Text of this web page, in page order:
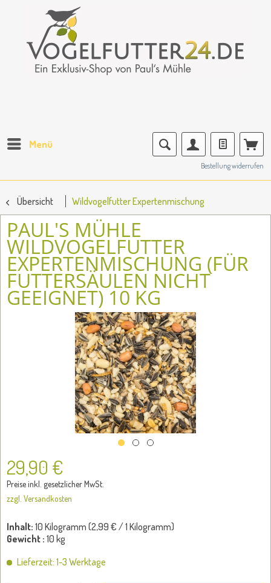
Menü
Bestellung widerrufen
Übersicht Wildvogelfutter Expertenmischung
PAUL'S MÜHLE
WILDVOGELFUTTER
EXPERTENMISCHUNG (FÜR
FUTTERSÄULEN NICHT
GEEIGNET) 10 KG
29,90 €
Preise inkl. gesetzlicher MwSt.
zzgl. Versandkosten
Inhalt: 10 Kilogramm (2,99 € / 1 Kilogramm)
Gewicht : 10 kg
Lieferzeit: 1-3 Werktage